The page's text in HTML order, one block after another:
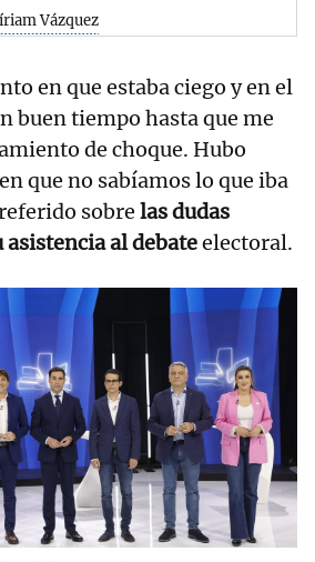
Vázquez
en que estaba ciego y en el
buen tiempo hasta que me
de choque. Hubo
que no sabíamos lo que iba
sobre las dudas
al debateelectoral.